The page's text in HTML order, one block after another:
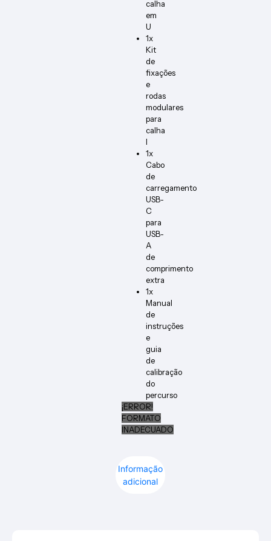
Informação
adicional
calha
em
U
1x
Kit
de
fixações
e
rodas
modulares
para
calha
I
1x
Cabo
de
carregamento
USB-
C
para
USB-
A
de
comprimento
extra
1x
Manual
de
instruções
e
guia
de
calibração
do
percurso
¡ERROR!
FORMATO
INADECUADO